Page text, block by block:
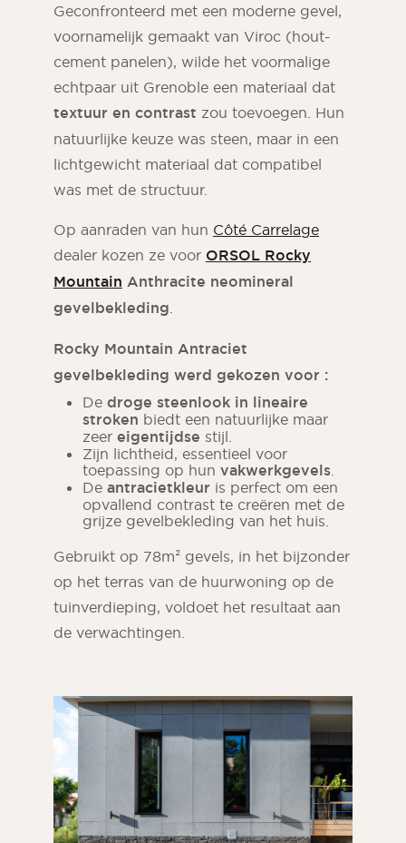
Geconfronteerd met een moderne gevel,
voornamelijk gemaakt van Viroc (hout-
cement panelen), wilde het voormalige
echtpaar uit Grenoble een materiaal dat
textuur en contrast zou toevoegen. Hun
natuurlijke keuze was steen, maar in een
lichtgewicht materiaal dat compatibel
was met de structuur.
Op aanraden van hun Côté Carrelage
dealer kozen ze voor ORSOL Rocky
Mountain Anthracite neomineral
gevelbekleding
Rocky Mountain Antraciet
gevelbekleding werd gekozen voor :
De droge steenlook in lineaire
stroken biedt een natuurlijke maar
zeer eigentijdse stijl.
Zijn lichtheid, essentieel voor
toepassing op hun vakwerkgevels
De antracietkleur is perfect om een
opvallend contrast te creëren met de
grijze gevelbekleding van het huis.
Gebruikt op 78m² gevels, in het bijzonder
op het terras van de huurwoning op de
tuinverdieping, voldoet het resultaat aan
de verwachtingen.